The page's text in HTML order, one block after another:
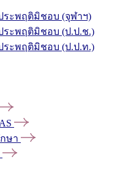
ระพฤติมิชอบ (จุฬาฯ)
ระพฤติมิชอบ (ป.ป.ช.)
ระพฤติมิชอบ (ป.ป.ท.)
ษา